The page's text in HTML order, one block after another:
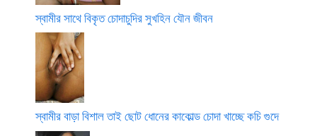
স্বামীর সাথে বিকৃত চোদাচুদির সুখহিন যৌন জীবন
স্বামীর বাড়া বিশাল তাই ছোট ধোনের কাকোল্ড চোদা খাচ্ছে কচি গুদে